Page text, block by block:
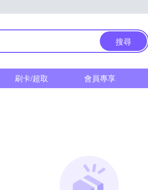
搜尋
刷卡/超取 會員專享